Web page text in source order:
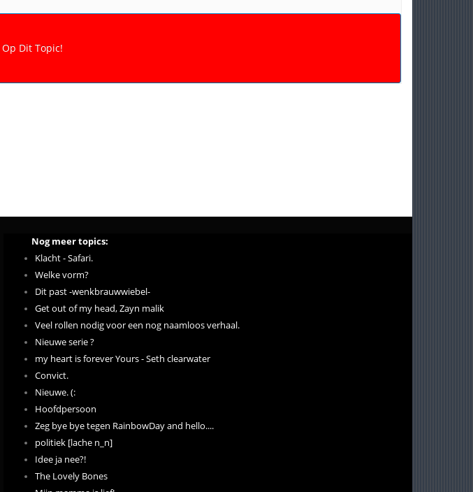
Nog meer topics:
Klacht - Safari.
Welke vorm?
Dit past -wenkbrauwwiebel-
Get out of my head, Zayn malik
Veel rollen nodig voor een nog naamloos verhaal.
Nieuwe serie ?
my heart is forever Yours - Seth clearwater
Convict.
Nieuwe. (:
Hoofdpersoon
Zeg bye bye tegen RainbowDay and hello....
politiek [lache n_n]
Idee ja nee?!
The Lovely Bones